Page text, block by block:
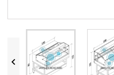
